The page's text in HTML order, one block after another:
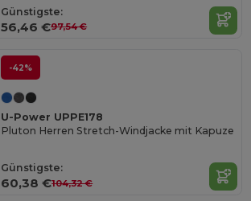
Günstigste:
56,46 €97,54 €
-42%
U-Power UPPE178
Pluton Herren Stretch-Windjacke mit Kapuze
Günstigste:
60,38 €104,32 €